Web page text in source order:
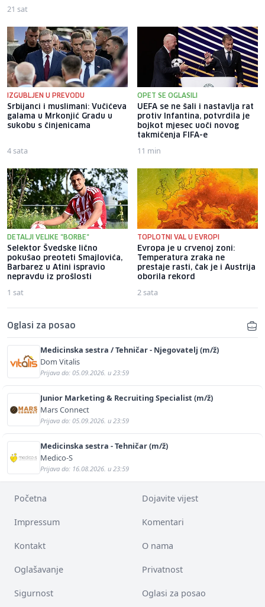
21 sat
IZGUBLJEN U PREVODU
Srbijanci i muslimani: Vučićeva
galama u Mrkonjić Gradu u
sukobu s činjenicama
4 sata
OPET SE OGLASILI
UEFA se ne šali i nastavlja rat
protiv Infantina, potvrdila je
bojkot mjesec uoči novog
takmičenja FIFA-e
11 min
DETALJI VELIKE "BORBE"
Selektor Švedske lično
pokušao preoteti Smajlovića,
Barbarez u Atini ispravio
nepravdu iz prošlosti
1 sat
TOPLOTNI VAL U EVROPI
Evropa je u crvenoj zoni:
Temperatura zraka ne
prestaje rasti, čak je i Austrija
oborila rekord
2 sata
Oglasi za posao
Medicinska sestra / Tehničar - Njegovatelj (m/ž)
Dom Vitalis
Prijava do: 05.09.2026. u 23:59
Junior Marketing & Recruiting Specialist (m/ž)
Mars Connect
Prijava do: 05.09.2026. u 23:59
Medicinska sestra - Tehničar (m/ž)
Medico-S
Prijava do: 16.08.2026. u 23:59
Početna Dojavite vijest
Impressum Komentari
Kontakt O nama
Oglašavanje Privatnost
Sigurnost Oglasi za posao